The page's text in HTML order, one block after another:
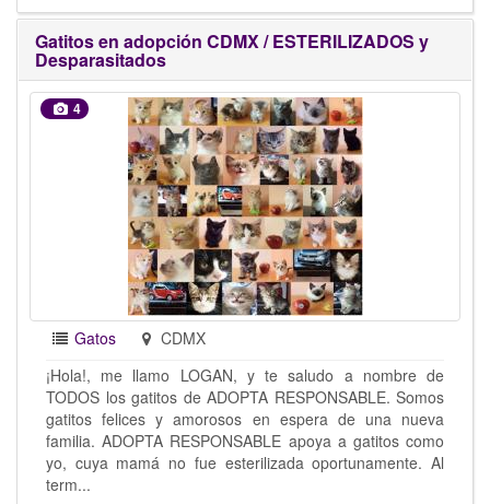
Gatitos en adopción CDMX / ESTERILIZADOS y
Desparasitados
4
Gatos
CDMX
¡Hola!, me llamo LOGAN, y te saludo a nombre de
TODOS los gatitos de ADOPTA RESPONSABLE. Somos
gatitos felices y amorosos en espera de una nueva
familia. ADOPTA RESPONSABLE apoya a gatitos como
yo, cuya mamá no fue esterilizada oportunamente. Al
term...